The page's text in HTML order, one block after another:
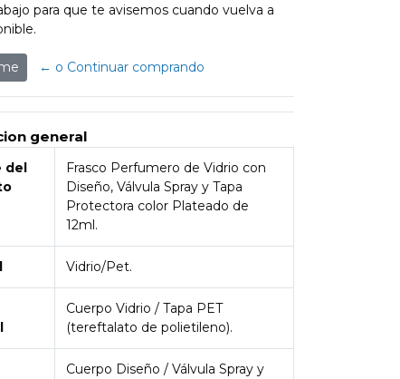
para que te avisemos cuando vuelva a
← o Continuar comprando
general
del
Frasco Perfumero de Vidrio con
Diseño, Válvula Spray y Tapa
Protectora color Plateado de
12ml.
Vidrio/Pet.
Cuerpo Vidrio / Tapa PET
(tereftalato de polietileno).
Cuerpo Diseño / Válvula Spray y